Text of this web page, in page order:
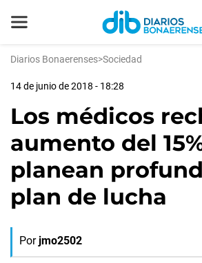
Diarios Bonaerenses>Sociedad
14 de junio de 2018 - 18:28
Los médicos
aumento del
planean
plan de lucha
Por jmo2502